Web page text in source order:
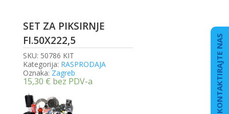
SET ZA PIKSIRNJE
FI.50X222,5
SKU: 50786 KIT
Kategorija: RASPRODAJA
Oznaka: Zagreb
15,30 € bez PDV-a KONTAKTIRAJTE NAS